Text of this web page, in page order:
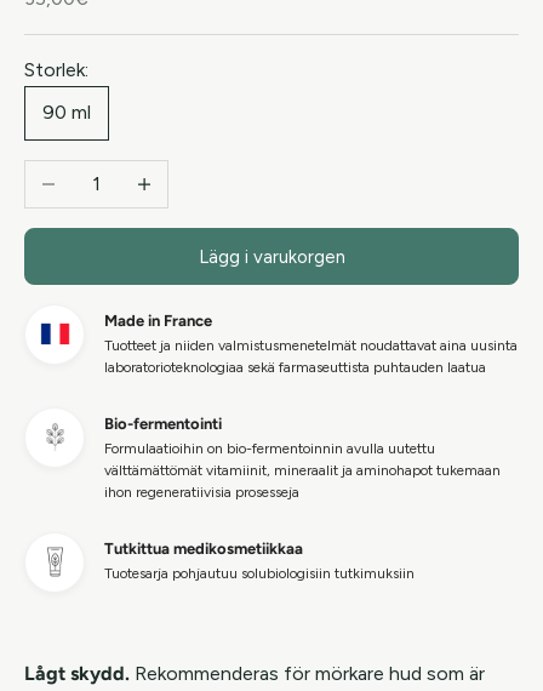
Storlek:
90 ml
Minska antal Öka antal
Lägg i varukorgen
Made in France
Tuotteet ja niiden valmistusmenetelmät noudattavat aina uusinta
laboratorioteknologiaa sekä farmaseuttista puhtauden laatua
Bio-fermentointi
Formulaatioihin on bio-fermentoinnin avulla uutettu
välttämättömät vitamiinit, mineraalit ja aminohapot tukemaan
ihon regeneratiivisia prosesseja
Tutkittua medikosmetiikkaa
Tuotesarja pohjautuu solubiologisiin tutkimuksiin
Lågt skydd. Rekommenderas för mörkare hud som är